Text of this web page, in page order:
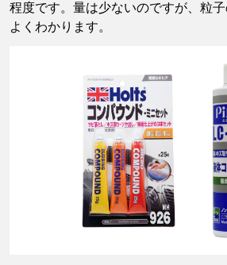
程度です。量は少ないのですが、粒
よくわかります。